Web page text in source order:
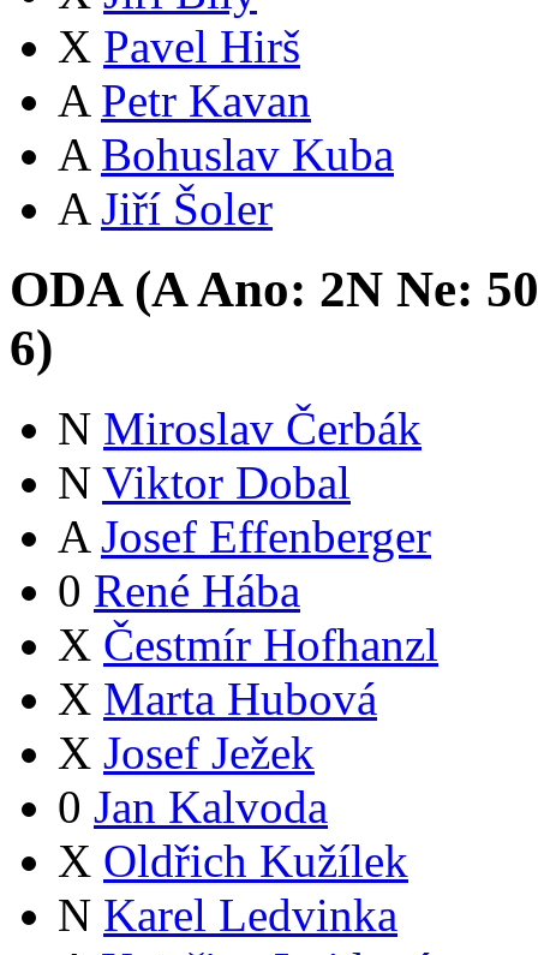
X Pavel Hirš
A Petr Kavan
A Bohuslav Kuba
A Jiří Šoler
ODA (AAno: 2N Ne: 50
6)
N Miroslav Čerbák
N Viktor Dobal
A Josef Effenberger
0 René Hába
X Čestmír Hofhanzl
X Marta Hubová
X Josef Ježek
0 Jan Kalvoda
X Oldřich Kužílek
N Karel Ledvinka